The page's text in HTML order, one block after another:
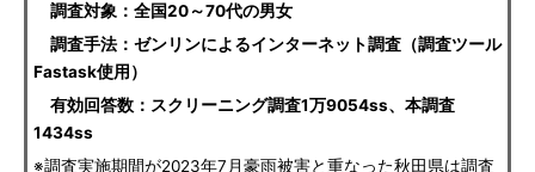
調査対象：全国20～70代の男女
調査手法：ゼンリンによるインターネット調査（調査ツール
Fastask使用）
有効回答数：スクリーニング調査1万9054ss、本調査
1434ss
※調査実施期間が2023年7月豪雨被害と重なった秋田県は調査